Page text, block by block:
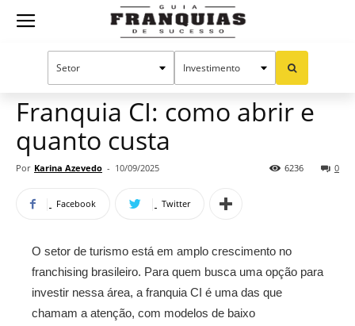
Guia
Mercado de franquias
Franquia CI: como abrir e
quanto custa
Por Karina Azevedo - 10/09/2025 0
6236
Facebook Twitter
O setor de turismo está em amplo crescimento no
franchising brasileiro. Para quem busca uma opção para
investir nessa área, a franquia CI é uma das que
chamam a atenção, com modelos de baixo